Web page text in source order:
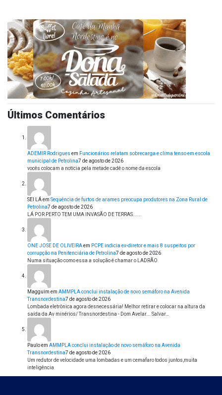
Últimos Comentários
ADEMIR Rodrigues em Funcionários relatam sobrecarga e clima tenso em escola
municipal de Petrolina7 de agosto de 2026
vocês colocam a notícia pela metade cadê o nome da escola
SEI LÁem Sequência de furtos de arames preocupa produtores na Zona Rural de
Petrolina7 de agosto de 2026
LÁ POR PERTO TEM UMA INVASÃO DE TERRAS......
ONE JOSE DE OLIVEIRAem PCPE indicia ex-diretor e mais 8 suspeitos por
corrupção na Penitenciária de Petrolina7 de agosto de 2026
Numa situação como essa a solução é chamar o LADRÃO
Magguim em AMMPLA conclui instalação de novo semáforo na Avenida
Transnordestina7 de agosto de 2026
Lombada eletrônica agora desnecessária! Melhor retirar e colocar na altura da
saída da Av minérios/ Transnordestina - Dom Avelar... Salvar…
Pauloem AMMPLA conclui instalação de novo semáforo na Avenida
Transnordestina7 de agosto de 2026
Um redutor de velocidade uma lombadas e um cemafaro todos juntos,muita
inteligência